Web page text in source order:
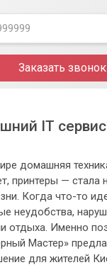
Заказать звонок
IT
домашняя
принтеры —
Когда что-то
неудобства,
отдыха. Именно
Мастер»
для жителей